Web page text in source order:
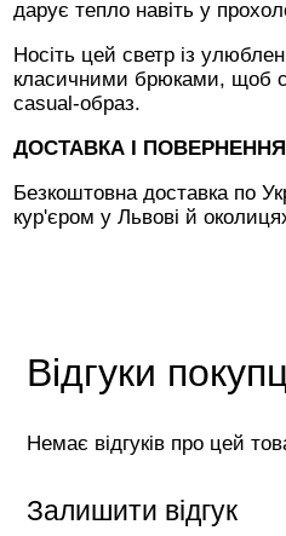
дарує тепло навіть у
Носіть цей светр із
класичними брюками, щоб
casual-образ.
ДОСТАВКА І ПОВЕРНЕННЯ
Безкоштовна доставка по
кур'єром у Львові й
Відгуки
Немає відгуків про цей
Залишити відгук